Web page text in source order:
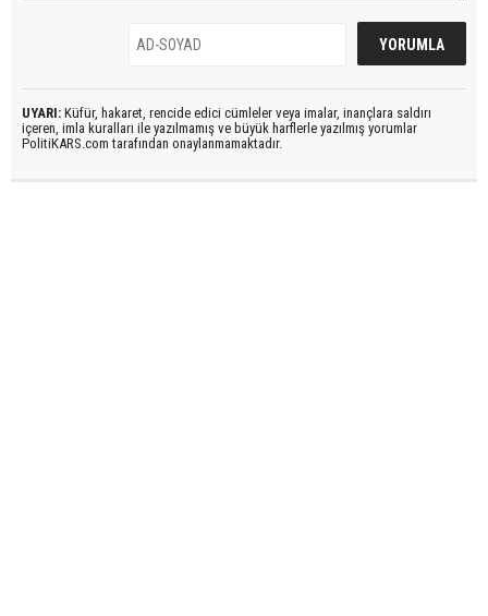
UYARI: Küfür, hakaret, rencide edici cümleler veya imalar, inançlara saldırı
içeren, imla kuralları ile yazılmamış ve büyük harflerle yazılmış yorumlar
PolitiKARS.com tarafından onaylanmamaktadır.